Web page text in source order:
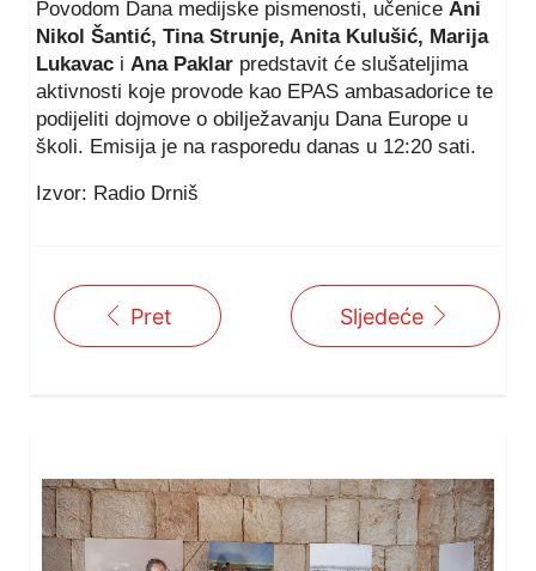
Povodom Dana medijske pismenosti, učenice Ani
Nikol Šantić, Tina Strunje, Anita Kulušić, Marija
Lukavac i Ana Paklar predstavit će slušateljima
aktivnosti koje provode kao EPAS ambasadorice te
podijeliti dojmove o obilježavanju Dana Europe u
školi. Emisija je na rasporedu danas u 12:20 sati.
Izvor: Radio Drniš
Pret Sljedeće